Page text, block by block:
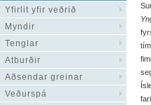
Yfirlit yfir veðrið
Myndir
Tenglar
Atburðir
Aðsendar greinar
Veðurspá